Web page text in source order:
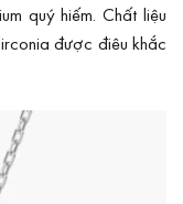
quý hiếm. Chất liệu
được điêu khắc